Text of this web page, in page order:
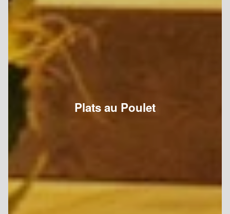
Plats au Poulet